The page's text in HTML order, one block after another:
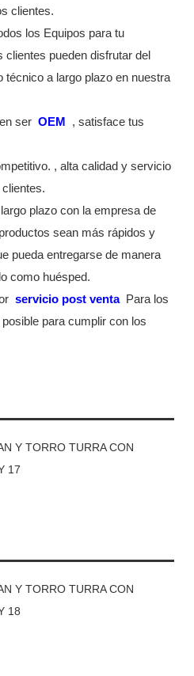
clientes.
los Equipos para tu
pueden disfrutar del
técnico a largo plazo en nuestra
ser OEM
, satisface tus
, alta calidad y servicio
plazo con la empresa de
sean más rápidos y
pueda entregarse de manera
como huésped.
servicio post venta Para los
para cumplir con los